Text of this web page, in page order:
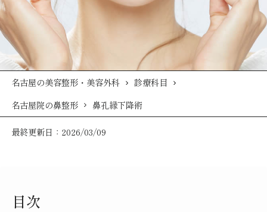
名古屋の美容整形・美容外科
診療科目
名古屋院の鼻整形
鼻孔縁下降術
最終更新日：2026/03/09
目次